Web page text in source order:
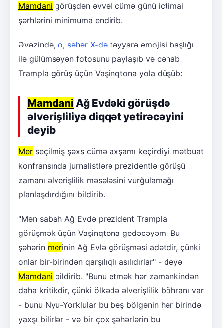
Mamdani görüşdən əvvəl cümə günü ictimai
şərhlərini minimuma endirib.
Əvəzində, o, səhər X-də təyyarə emojisi başlığı
ilə gülümsəyən fotosunu paylaşıb və cənab
Trampla görüş üçün Vaşinqtona yola düşüb:
Mamdani Ağ Evdəki görüşdə
əlverişliliyə diqqət yetirəcəyini
deyib
Mer seçilmiş şəxs cümə axşamı keçirdiyi mətbuat
konfransında jurnalistlərə prezidentlə görüşü
zamanı əlverişlilik məsələsini vurğulamağı
planlaşdırdığını bildirib.
"Mən sabah Ağ Evdə prezident Trampla
görüşmək üçün Vaşinqtona gedəcəyəm. Bu
şəhərin merinin Ağ Evlə görüşməsi adətdir, çünki
onlar bir-birindən qarşılıqlı asılıdırlar" - deyə
Mamdani bildirib. "Bunu etmək hər zamankindən
daha kritikdir, çünki ölkədə əlverişlilik böhranı var
- bunu Nyu-Yorklular bu beş bölgənin hər birində
yaxşı bilirlər - və bir çox şəhərlərin bu